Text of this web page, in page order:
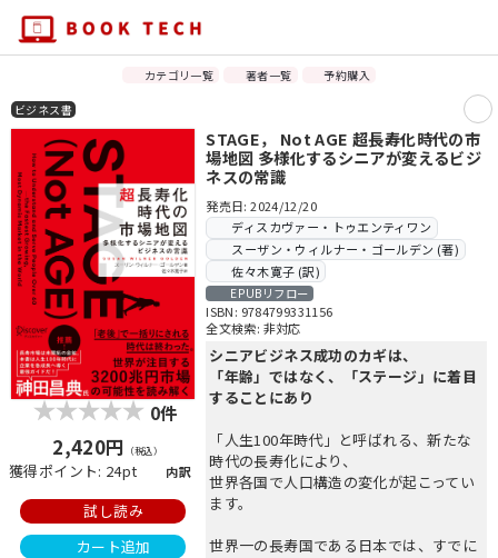
カテゴリ一覧 著者一覧 予約購入
ビジネス書
0件
2,420円 （税込）
獲得ポイント: 24pt 内訳
試し読み
カート追加
STAGE， Not AGE 超長寿化時代の市
場地図 多様化するシニアが変えるビジ
ネスの常識
発売日: 2024/12/20
ディスカヴァー・トゥエンティワン
スーザン・ウィルナー・ゴールデン (著)
佐々木寛子 (訳)
EPUBリフロー
ISBN: 9784799331156
全文検索: 非対応
シニアビジネス成功のカギは、
「年齢」ではなく、「ステージ」に着目
することにあり
「人生100年時代」と呼ばれる、新たな
時代の長寿化により、
世界各国で人口構造の変化が起こってい
ます。
世界一の長寿国である日本では、すでに